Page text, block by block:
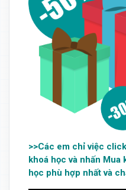
>>Các em chỉ việc
khoá học và nhấn Mua
học phù hợp nhất và